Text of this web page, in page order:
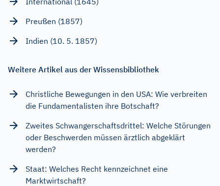
Preußen (1857)
Indien (10. 5. 1857)
Weitere Artikel aus der Wissensbibliothek
Christliche Bewegungen in den USA: Wie verbreiten
die Fundamentalisten ihre Botschaft?
Zweites Schwangerschaftsdrittel: Welche Störungen
oder Beschwerden müssen ärztlich abgeklärt
werden?
Staat: Welches Recht kennzeichnet eine
Marktwirtschaft?